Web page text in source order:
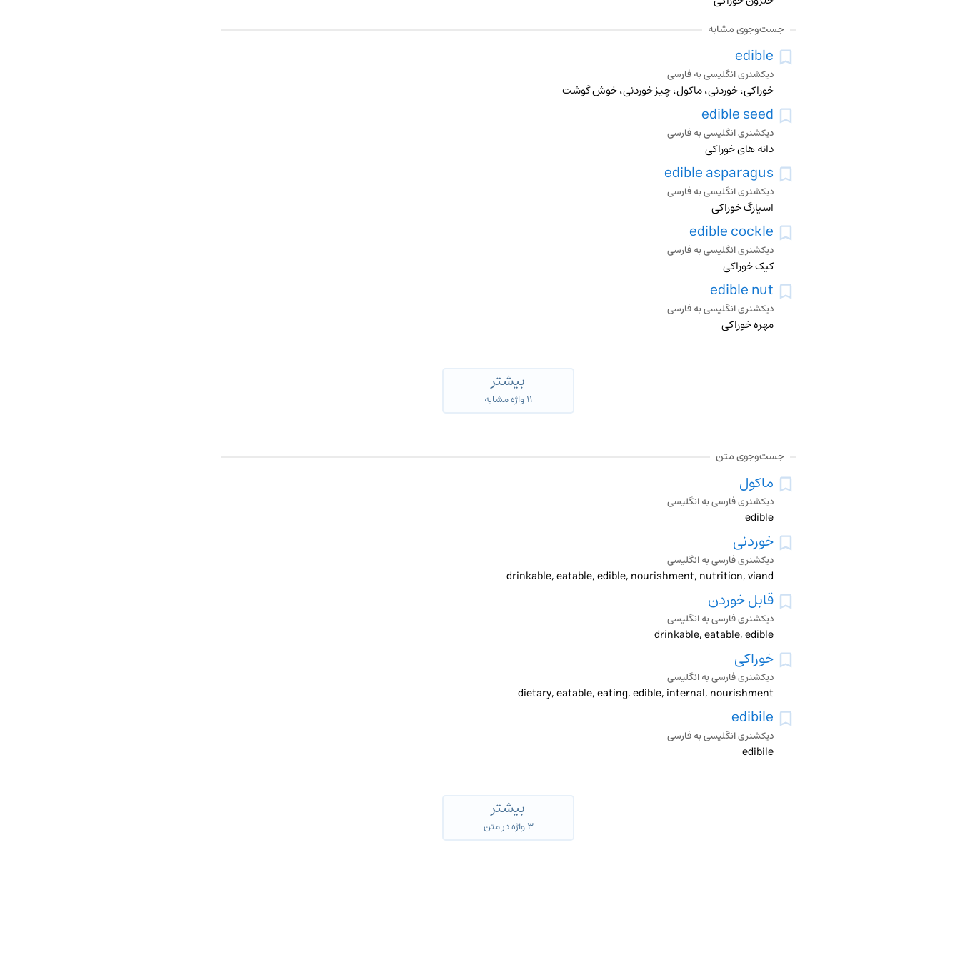
جست‌وجوی مشابه
edible
دیکشنری انگلیسی به فارسی
خوراکی، خوردنی، ماکول، چیز خوردنی، خوش گوشت
edible seed
دیکشنری انگلیسی به فارسی
دانه های خوراکی
edible asparagus
دیکشنری انگلیسی به فارسی
اسپارگ خوراکی
edible cockle
دیکشنری انگلیسی به فارسی
کیک خوراکی
edible nut
دیکشنری انگلیسی به فارسی
مهره خوراکی
بیشتر
۱۱ واژه مشابه
جست‌وجوی متن
ماکول
دیکشنری فارسی به انگلیسی
edible
خوردنی
دیکشنری فارسی به انگلیسی
drinkable, eatable, edible, nourishment, nutrition, viand
قابل خوردن
دیکشنری فارسی به انگلیسی
drinkable, eatable, edible
خوراکی
دیکشنری فارسی به انگلیسی
dietary, eatable, eating, edible, internal, nourishment
edibile
دیکشنری انگلیسی به فارسی
edibile
بیشتر
۳ واژه در متن